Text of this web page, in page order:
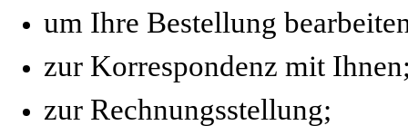
um Ihre Bestellung
zur Korrespondenz mit
zur Rechnungsstellung;